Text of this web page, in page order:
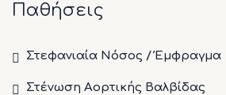
Παθήσεις
Στεφανιαία Νόσος / Έμφραγμα
Στένωση Αορτικής Βαλβίδας